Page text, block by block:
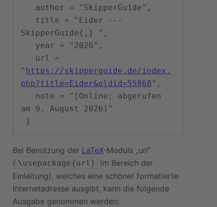
SkipperGuide{,} ",
" https://skipperguide.de/index.
php?title=Eider&oldid=55868",
am 9. August 2026]"
Bei Benutzung der LaTeX-Moduls „url“
( \usepackage{url}
im Bereich der
Einleitung), welches eine schöner formatierte
Internetadresse ausgibt, kann die folgende
Ausgabe genommen werden: